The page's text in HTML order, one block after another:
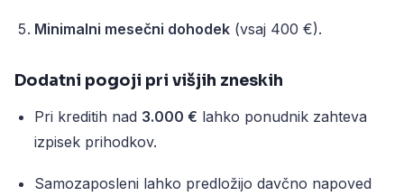
Minimalni mesečni dohodek (vsaj 400 €).
Dodatni pogoji pri višjih zneskih
Pri kreditih nad 3.000 € lahko ponudnik zahteva
izpisek prihodkov.
Samozaposleni lahko predložijo davčno napoved